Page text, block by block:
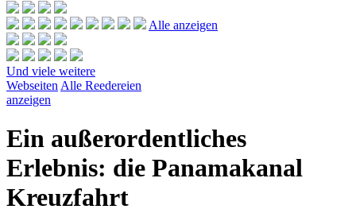
Alle anzeigen
Und viele weitere
Webseiten Alle Reedereien
anzeigen
Ein außerordentliches
Erlebnis: die Panamakanal
Kreuzfahrt